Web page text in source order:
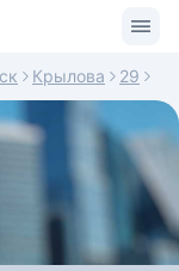
Крылова 29